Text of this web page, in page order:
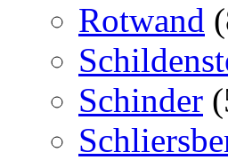
Rotwand
Schinder